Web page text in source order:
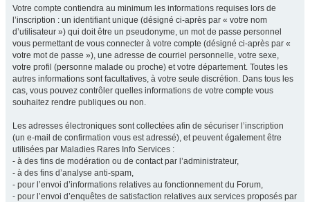
Votre compte contiendra au minimum les informations requises lors de
l’inscription : un identifiant unique (désigné ci-après par « votre nom
d’utilisateur ») qui doit être un pseudonyme, un mot de passe personnel
vous permettant de vous connecter à votre compte (désigné ci-après par «
votre mot de passe »), une adresse de courriel personnelle, votre sexe,
votre profil (personne malade ou proche) et votre département. Toutes les
autres informations sont facultatives, à votre seule discrétion. Dans tous les
cas, vous pouvez contrôler quelles informations de votre compte vous
souhaitez rendre publiques ou non.
Les adresses électroniques sont collectées afin de sécuriser l’inscription
(un e-mail de confirmation vous est adressé), et peuvent également être
utilisées par Maladies Rares Info Services :
- à des fins de modération ou de contact par l’administrateur,
- à des fins d’analyse anti-spam,
- pour l’envoi d’informations relatives au fonctionnement du Forum,
- pour l’envoi d’enquêtes de satisfaction relatives aux services proposés par